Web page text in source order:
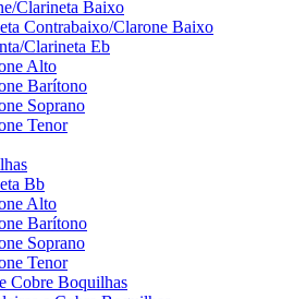
Clarineta Baixo
Contrabaixo/Clarone Baixo
Clarineta Eb
Alto
Barítono
Soprano
Tenor
Bb
Alto
Barítono
Soprano
Tenor
Cobre Boquilhas